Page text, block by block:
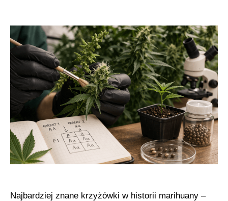
marihuany
–
od
Skunk
#1
po
Gelato
Najbardziej znane krzyżówki w historii marihuany –